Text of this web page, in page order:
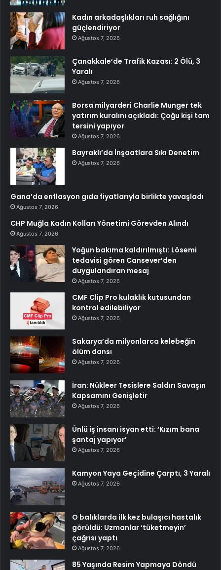
Kadın arkadaşlıkları ruh sağlığını
güçlendiriyor
Ağustos 7, 2026
Çanakkale’de Trafik Kazası: 2 Ölü, 3
Yaralı
Ağustos 7, 2026
Borsa milyarderi Charlie Munger tek
yatırım kuralını açıkladı: Çoğu kişi tam
tersini yapıyor
Ağustos 7, 2026
Bayraklı’da İnşaatlara Sıkı Denetim
Ağustos 7, 2026
Gana’da enflasyon gıda fiyatlarıyla birlikte yavaşladı
Ağustos 7, 2026
CHP Muğla Kadın Kolları Yönetimi Görevden Alındı
Ağustos 7, 2026
Yoğun bakıma kaldırılmıştı: Lösemi
tedavisi gören Cansever’den
duygulandıran mesaj
Ağustos 7, 2026
CMF Clip Pro kulaklık kutusundan
kontrol edilebiliyor
Ağustos 7, 2026
Sakarya’da milyonlarca kelebeğin
ölüm dansı
Ağustos 7, 2026
İran: Nükleer Tesislere Saldırı Savaşın
Kapsamını Genişletir
Ağustos 7, 2026
Ünlü iş insanı isyan etti: ‘Kızım bana
şantaj yapıyor’
Ağustos 7, 2026
Kamyon Yaya Geçidine Çarptı, 3 Yaralı
Ağustos 7, 2026
O balıklarda ilk kez bulaşıcı hastalık
görüldü: Uzmanlar ‘tüketmeyin’
çağrısı yaptı
Ağustos 7, 2026
85 Yaşında Resim Yapmaya Döndü